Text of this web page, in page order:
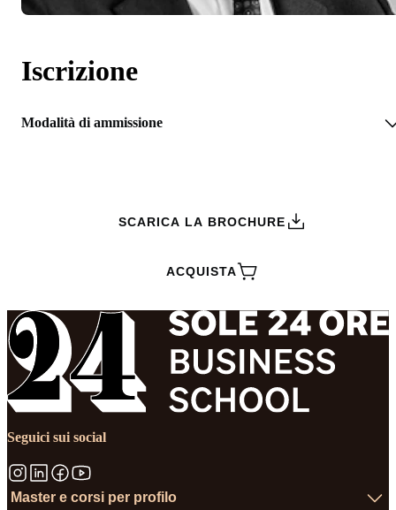
Iscrizione
Modalità di ammissione
SCARICA LA BROCHURE
ACQUISTA
Seguici sui social
Master e corsi per profilo